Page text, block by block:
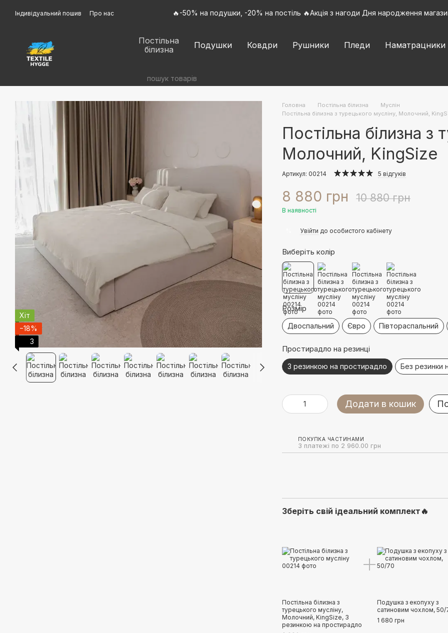
Індивідуальний пошив
Про нас
Відгуки про магазин
Політика конфіденційності
🔥-50% на подушки, -20% на постіль 🔥Акція з нагоди Дня народження
Постільна
білизна
Подушки Ковдри Рушники Пледи Наматрацники
Хіт
−18%
3
Головна Постільна білизна
Муслін
Постільна білизна з турецького мусліну, Молочний,
Постільна білизна з
Молочний, KingSize
Артикул: 00214 5 відгуків
8 880 грн 10 880 грн
В наявності
Увійти до особистого кабінету
Виберіть колір
Розмір
Двоспальний Євро Півтораспальний
Простирадло на резинці
З резинкою на простирадло Без резинки
Додати в кошик
ПОКУПКА ЧАСТИНАМИ
3 платежі по 2 960.00 грн
Зберіть свій ідеальний комплект🔥
Постільна білизна з
турецького мусліну,
Молочний, KingSize, З
резинкою на простирадло
Подушка з екопуху з
сатиновим чохлом, 50/
1 680 грн